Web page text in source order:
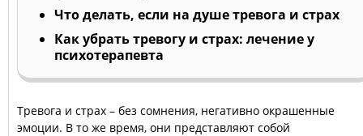
Что делать, если на душе тревога и страх
Как убрать тревогу и страх: лечение у
психотерапевта
Тревога и страх – без сомнения, негативно окрашенные
эмоции. В то же время, они представляют собой